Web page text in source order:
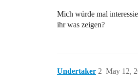
Mich würde mal
ihr was zeigen?
Undertaker May 12,
2